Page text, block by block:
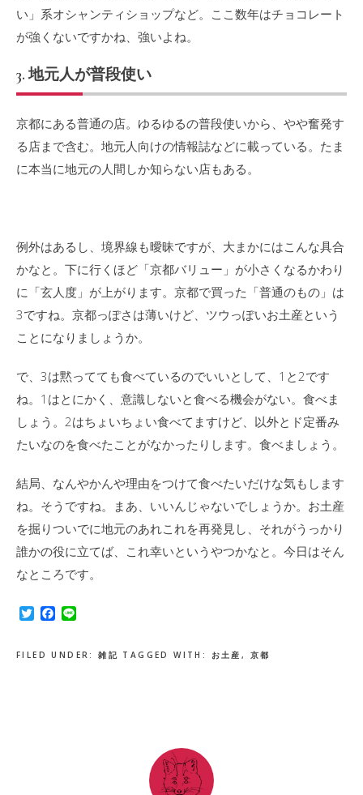
い」系オシャンティショップなど。ここ数年はチョコレート
が強くないですかね、強いよね。
3. 地元人が普段使い
京都にある普通の店。ゆるゆるの普段使いから、やや奮発す
る店まで含む。地元人向けの情報誌などに載っている。たま
に本当に地元の人間しか知らない店もある。
例外はあるし、境界線も曖昧ですが、大まかにはこんな具合
かなと。下に行くほど「京都バリュー」が小さくなるかわり
に「玄人度」が上がります。京都で買った「普通のもの」は
3ですね。京都っぽさは薄いけど、ツウっぽいお土産という
ことになりましょうか。
で、3は黙ってても食べているのでいいとして、1と2です
ね。1はとにかく、意識しないと食べる機会がない。食べま
しょう。2はちょいちょい食べてますけど、以外とド定番み
たいなのを食べたことがなかったりします。食べましょう。
結局、なんやかんや理由をつけて食べたいだけな気もします
ね。そうですね。まあ、いいんじゃないでしょうか。お土産
を掘りついでに地元のあれこれを再発見し、それがうっかり
誰かの役に立てば、これ幸いというやつかなと。今日はそん
なところです。
TwitterFacebook
FILED UNDER:雑記 TAGGED WITH: お土産 , 京都